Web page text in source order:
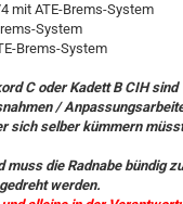
mit ATE-Brems-System
System
Brems-System
C oder Kadett B CIH sind
/
sich selber kümmern
die Radnabe bündig
werden.